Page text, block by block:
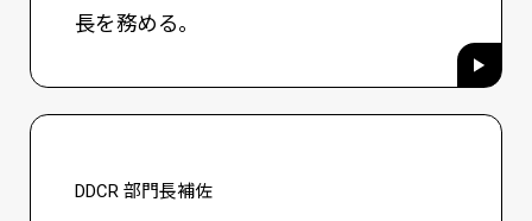
長を務める。
DDCR 部門長補佐